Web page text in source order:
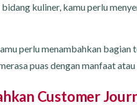
kuliner, kamu perlu
perlu menambahkan
puas dengan manfaat
Customer